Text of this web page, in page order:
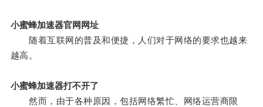
小蜜蜂加速器官网网址
随着互联网的普及和便捷，人们对于网络的要求也越来
越高。
小蜜蜂加速器打不开了
然而，由于各种原因，包括网络繁忙、网络运营商限